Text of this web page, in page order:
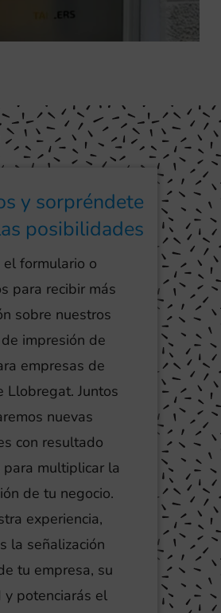
y sorpréndete
posibilidades
el formulario o
para recibir más
sobre nuestros
impresión de
empresas de
Llobregat. Juntos
nuevas
con resultado
multiplicar la
de tu negocio.
experiencia,
la señalización
tu empresa, su
y potenciarás el